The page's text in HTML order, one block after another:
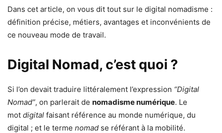
Dans cet article, on vous dit tout sur le digital nomadisme :
définition précise, métiers, avantages et inconvénients de
ce nouveau mode de travail.
Digital Nomad, c’est quoi ?
Si l’on devait traduire littéralement l’expression “Digital
Nomad”, on parlerait de nomadisme numérique. Le
mot digital faisant référence au monde numérique, du
digital ; et le terme nomad se référant à la mobilité.